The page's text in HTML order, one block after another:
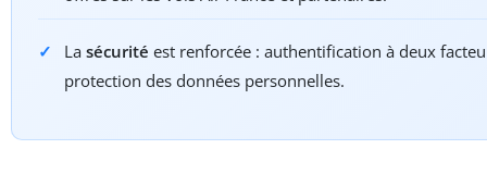
La sécurité est renforcée : authentification à deux
protection des données personnelles.